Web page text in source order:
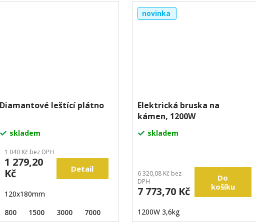
Diamantové leštící plátno
skladem
1 040 Kč bez DPH
1 279,20
Kč
Detail
120x180mm
800
1500 3000 7000
novinka
Elektrická bruska na
kámen, 1200W
skladem
6 320,08 Kč bez
DPH
7 773,70 Kč
Do
košíku
1200W 3,6kg